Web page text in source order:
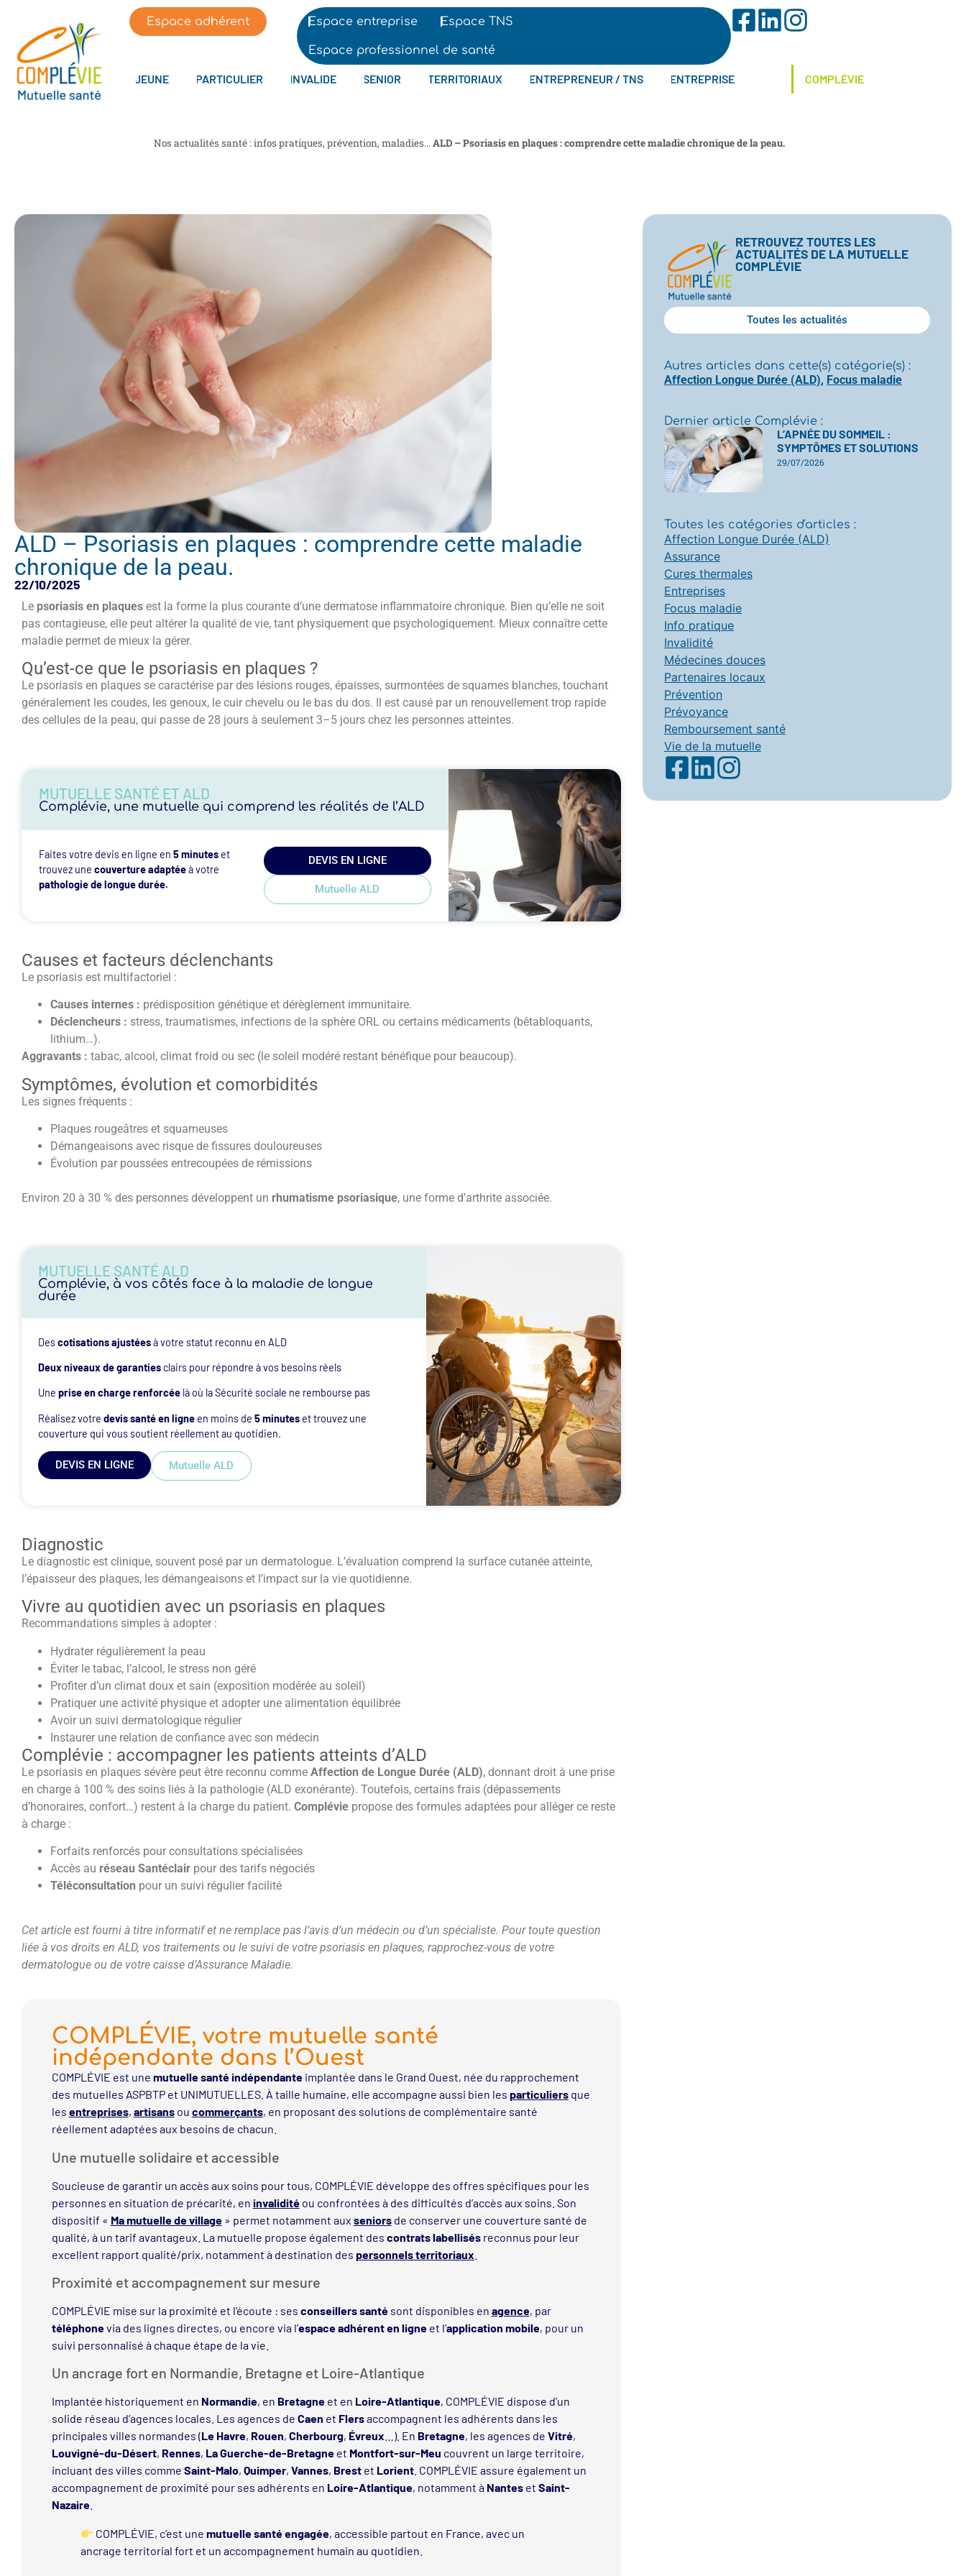
Espace adhérent Espace entreprise Espace TNS
Espace professionnel de santé
JEUNE PARTICULIER INVALIDE SENIOR TERRITORIAUX ENTREPRENEUR / TNS ENTREPRISE COMPLÉVIE
Nos actualités santé : infos pratiques, prévention, maladies… ALD – Psoriasis en plaques : comprendre cette maladie chronique de la peau.
ALD – Psoriasis en plaques : comprendre cette maladie
chronique de la peau.
22/10/2025
Le psoriasis en plaques est la forme la plus courante d’une dermatose inflammatoire chronique. Bien qu’elle ne soit
pas contagieuse, elle peut altérer la qualité de vie, tant physiquement que psychologiquement. Mieux connaître cette
maladie permet de mieux la gérer.
Qu’est-ce que le psoriasis en plaques ?
Le psoriasis en plaques se caractérise par des lésions rouges, épaisses, surmontées de squames blanches, touchant
généralement les coudes, les genoux, le cuir chevelu ou le bas du dos. Il est causé par un renouvellement trop rapide
des cellules de la peau, qui passe de 28 jours à seulement 3–5 jours chez les personnes atteintes.
MUTUELLE SANTÉ ET ALD
Complévie, une mutuelle qui comprend les réalités de l’ALD
Faites votre devis en ligne en 5 minuteset
trouvez une couverture adaptéeà votre
pathologie de longue durée.
DEVIS EN LIGNE
Mutuelle ALD
Causes et facteurs déclenchants
Le psoriasis est multifactoriel :
Causes internes : prédisposition génétique et dérèglement immunitaire.
Déclencheurs : stress, traumatismes, infections de la sphère ORL ou certains médicaments (bêtabloquants,
lithium…).
Aggravants : tabac, alcool, climat froid ou sec (le soleil modéré restant bénéfique pour beaucoup).
Symptômes, évolution et comorbidités
Les signes fréquents :
Plaques rougeâtres et squameuses
Démangeaisons avec risque de fissures douloureuses
Évolution par poussées entrecoupées de rémissions
Environ 20 à 30 % des personnes développent un rhumatisme psoriasique, une forme d’arthrite associée.
MUTUELLE SANTÉ ALD
Complévie, à vos côtés face à la maladie de longue
durée
Descotisations ajustéesà votre statut reconnu en ALD
Deux niveaux de garantiesclairs pour répondre à vos besoins réels
Une prise en charge renforcéelà où la Sécurité sociale ne rembourse pas
Réalisez votre devis santé en ligneen moins de 5 minuteset trouvez une
couverture qui vous soutient réellement au quotidien.
DEVIS EN LIGNE Mutuelle ALD
Diagnostic
Le diagnostic est clinique, souvent posé par un dermatologue. L’évaluation comprend la surface cutanée atteinte,
l’épaisseur des plaques, les démangeaisons et l’impact sur la vie quotidienne.
Vivre au quotidien avec un psoriasis en plaques
Recommandations simples à adopter :
Hydrater régulièrement la peau
Éviter le tabac, l’alcool, le stress non géré
Profiter d’un climat doux et sain (exposition modérée au soleil)
Pratiquer une activité physique et adopter une alimentation équilibrée
Avoir un suivi dermatologique régulier
Instaurer une relation de confiance avec son médecin
Complévie : accompagner les patients atteints d’ALD
Le psoriasis en plaques sévère peut être reconnu comme Affection de Longue Durée (ALD), donnant droit à une prise
en charge à 100 % des soins liés à la pathologie (ALD exonérante). Toutefois, certains frais (dépassements
d’honoraires, confort…) restent à la charge du patient. Complévie propose des formules adaptées pour alléger ce reste
à charge :
Forfaits renforcés pour consultations spécialisées
Accès au réseau Santéclair pour des tarifs négociés
Téléconsultation pour un suivi régulier facilité
Cet article est fourni à titre informatif et ne remplace pas l’avis d’un médecin ou d’un spécialiste. Pour toute question
liée à vos droits en ALD, vos traitements ou le suivi de votre psoriasis en plaques, rapprochez-vous de votre
dermatologue ou de votre caisse d’Assurance Maladie.
COMPLÉVIE, votre mutuelle santé
indépendante dans l’Ouest
COMPLÉVIE est une mutuelle santé indépendanteimplantée dans le Grand Ouest, née du rapprochement
des mutuelles ASPBTP et UNIMUTUELLES. À taille humaine, elle accompagne aussi bien les particuliersque
les entreprises, artisansou commerçants, en proposant des solutions de complémentaire santé
réellement adaptées aux besoins de chacun.
Une mutuelle solidaire et accessible
Soucieuse de garantir un accès aux soins pour tous, COMPLÉVIE développe des offres spécifiques pour les
personnes en situation de précarité, en invaliditéou confrontées à des difficultés d’accès aux soins. Son
dispositif « Ma mutuelle de village» permet notamment aux seniorsde conserver une couverture santé de
qualité, à un tarif avantageux. La mutuelle propose également des contrats labellisésreconnus pour leur
excellent rapport qualité/prix, notamment à destination des personnels territoriaux
Proximité et accompagnement sur mesure
COMPLÉVIE mise sur la proximité et l’écoute : ses conseillers santésont disponibles en agence, par
téléphonevia des lignes directes, ou encore via l’espace adhérent en ligneet l’application mobile, pour un
suivi personnalisé à chaque étape de la vie.
Un ancrage fort en Normandie, Bretagne et Loire-Atlantique
Implantée historiquement en Normandie, en Bretagneet en Loire-Atlantique, COMPLÉVIE dispose d’un
solide réseau d’agences locales. Les agences de Caen et Flersaccompagnent les adhérents dans les
principales villes normandes (Le Havre, Rouen, Cherbourg, Évreux …). En Bretagne, les agences de Vitré,
Louvigné-du-Désert, Rennes, La Guerche-de-Bretagneet Montfort-sur-Meu couvrent un large territoire,
incluant des villes comme Saint-Malo, Quimper, Vannes, Brestet Lorient. COMPLÉVIE assure également un
accompagnement de proximité pour ses adhérents en Loire-Atlantique, notamment à Nanteset Saint-
Nazaire.
COMPLÉVIE, c’est une mutuelle santé engagée, accessible partout en France, avec un
ancrage territorial fort et un accompagnement humain au quotidien.
RETROUVEZ TOUTES LES
ACTUALITÉS DE LA MUTUELLE
COMPLÉVIE
Toutes les actualités
Autres articles dans cette(s) catégorie(s) :
Affection Longue Durée (ALD), Focus maladie
Dernier article Complévie :
L’APNÉE DU SOMMEIL :
SYMPTÔMES ET SOLUTIONS
29/07/2026
Toutes les catégories d'articles :
Affection Longue Durée (ALD)
Assurance
Cures thermales
Entreprises
Focus maladie
Info pratique
Invalidité
Médecines douces
Partenaires locaux
Prévention
Prévoyance
Remboursement santé
Vie de la mutuelle